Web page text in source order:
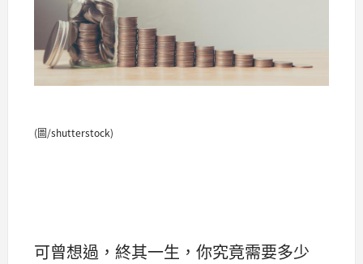
(圖/shutterstock)
可曾想過，終其一生，你究竟需要多少